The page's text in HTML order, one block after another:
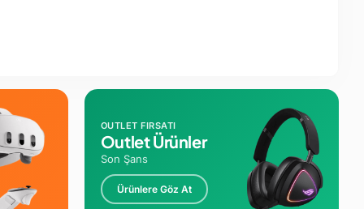
OUTLET FIRSATI
Outlet Ürünler
Son Şans
Ürünlere Göz At